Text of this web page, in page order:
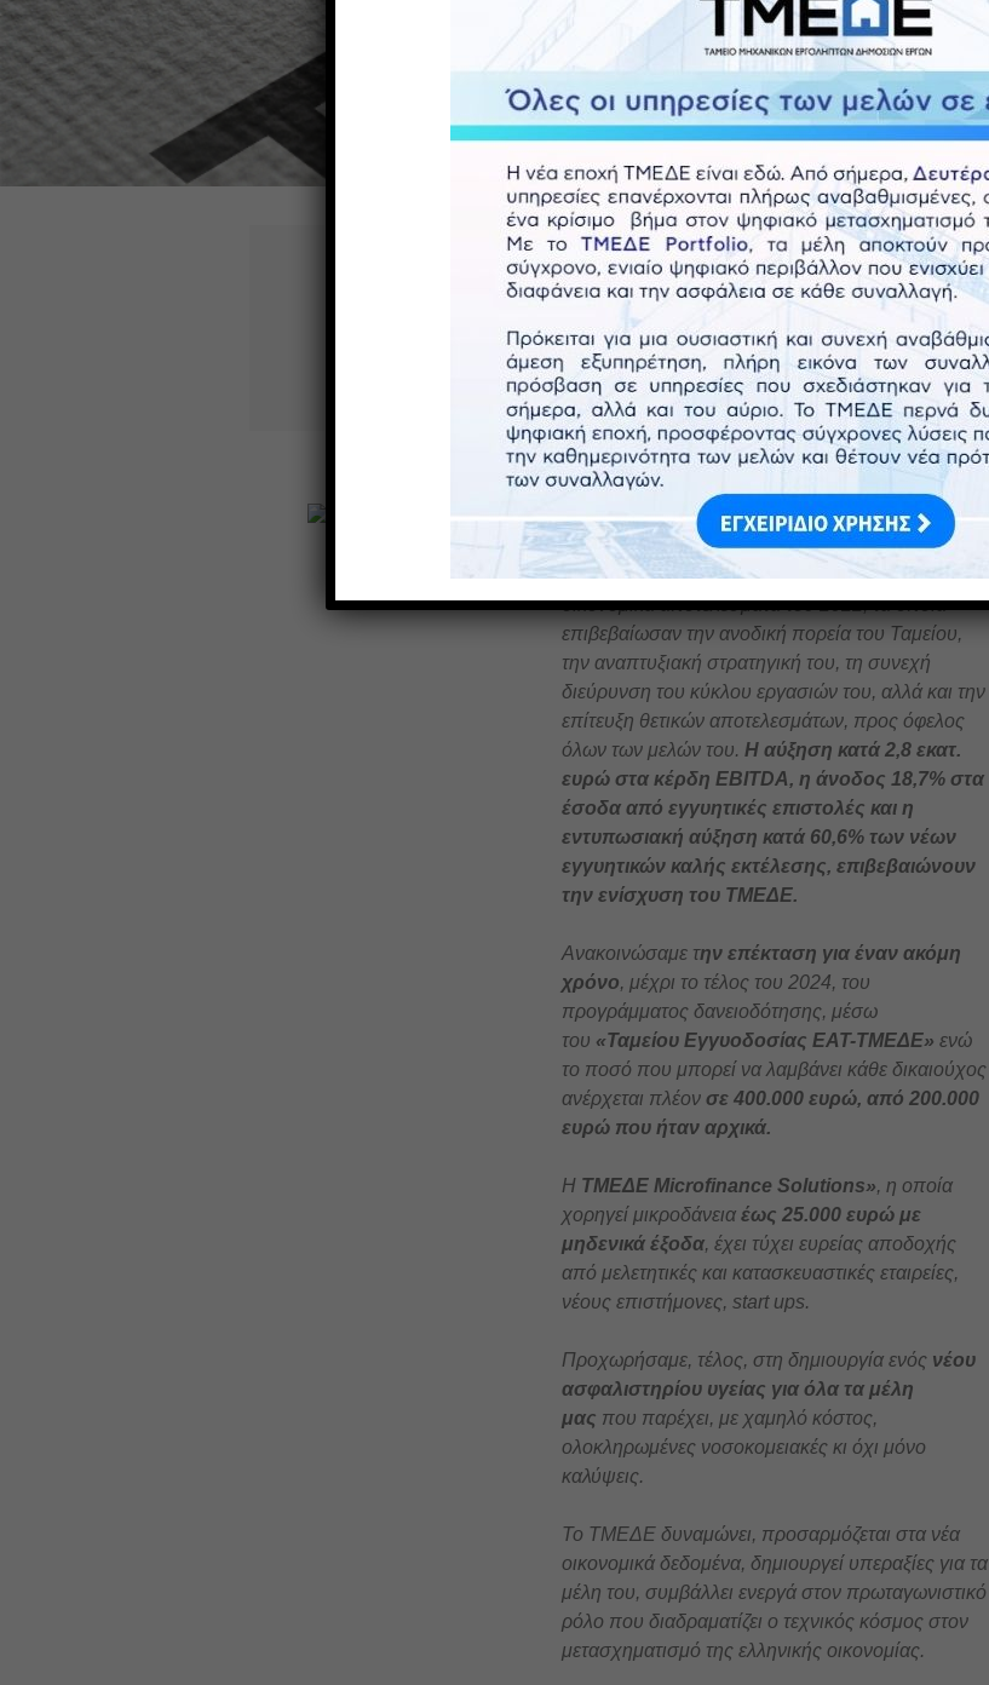
Αγαπητές/οί Συνάδελφοι
Πριν από λίγες ημέρες παρουσιάσαμε τα
οικονομικά αποτελέσματα του 2022, τα οποία
επιβεβαίωσαν την ανοδική πορεία του Ταμείου,
την αναπτυξιακή στρατηγική του, τη συνεχή
διεύρυνση του κύκλου εργασιών του, αλλά και την
επίτευξη θετικών αποτελεσμάτων, προς όφελος
όλων των μελών του. Η αύξηση κατά 2,8 εκατ.
ευρώ στα κέρδη EBITDA, η άνοδος 18,7% στα
έσοδα από εγγυητικές επιστολές και η
εντυπωσιακή αύξηση κατά 60,6% των νέων
εγγυητικών καλής εκτέλεσης, επιβεβαιώνουν
την ενίσχυση του ΤΜΕΔΕ.
Ανακοινώσαμε την επέκταση για έναν ακόμη
χρόνο, μέχρι το τέλος του 2024, του
προγράμματος δανειοδότησης, μέσω
του «Ταμείου Εγγυοδοσίας ΕΑΤ-ΤΜΕΔΕ» ενώ
το ποσό που μπορεί να λαμβάνει κάθε δικαιούχος
ανέρχεται πλέον σε 400.000 ευρώ, από 200.000
ευρώ που ήταν αρχικά.
Η ΤΜΕΔΕ Microfinance Solutions», η οποία
χορηγεί μικροδάνειαέως 25.000 ευρώ με
μηδενικά έξοδα, έχει τύχει ευρείας αποδοχής
από μελετητικές και κατασκευαστικές εταιρείες,
νέους επιστήμονες, start ups.
Προχωρήσαμε, τέλος, στη δημιουργία ενός νέου
ασφαλιστηρίου υγείας για όλα τα μέλη
μας που παρέχει, με χαμηλό κόστος,
ολοκληρωμένες νοσοκομειακές κι όχι μόνο
καλύψεις.
Το ΤΜΕΔΕ δυναμώνει, προσαρμόζεται στα νέα
οικονομικά δεδομένα, δημιουργεί υπεραξίες για τα
μέλη του, συμβάλλει ενεργά στον πρωταγωνιστικό
ρόλο που διαδραματίζει ο τεχνικός κόσμος στον
μετασχηματισμό της ελληνικής οικονομίας.